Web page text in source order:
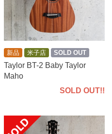
新品 米子店 SOLD OUT
Taylor BT-2 Baby Taylor
Maho
SOLD OUT!!